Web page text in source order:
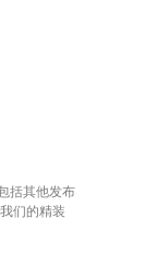
括其他发布
们的精装